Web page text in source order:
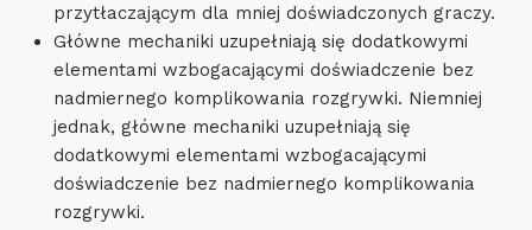
przytłaczającym dla mniej doświadczonych graczy.
Główne mechaniki uzupełniają się dodatkowymi
elementami wzbogacającymi doświadczenie bez
nadmiernego komplikowania rozgrywki. Niemniej
jednak, główne mechaniki uzupełniają się
dodatkowymi elementami wzbogacającymi
doświadczenie bez nadmiernego komplikowania
rozgrywki.